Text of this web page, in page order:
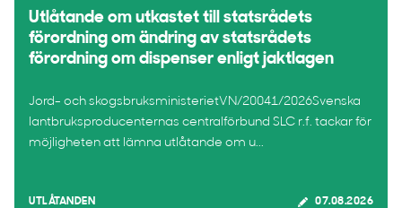
Utlåtande om utkastet till statsrådets
förordning om ändring av statsrådets
förordning om dispenser enligt jaktlagen
Jord- och skogsbruksministerietVN/20041/2026Svenska
lantbruksproducenternas centralförbund SLC r.f. tackar för
möjligheten att lämna utlåtande om u...
UTLÅTANDEN 07.08.2026